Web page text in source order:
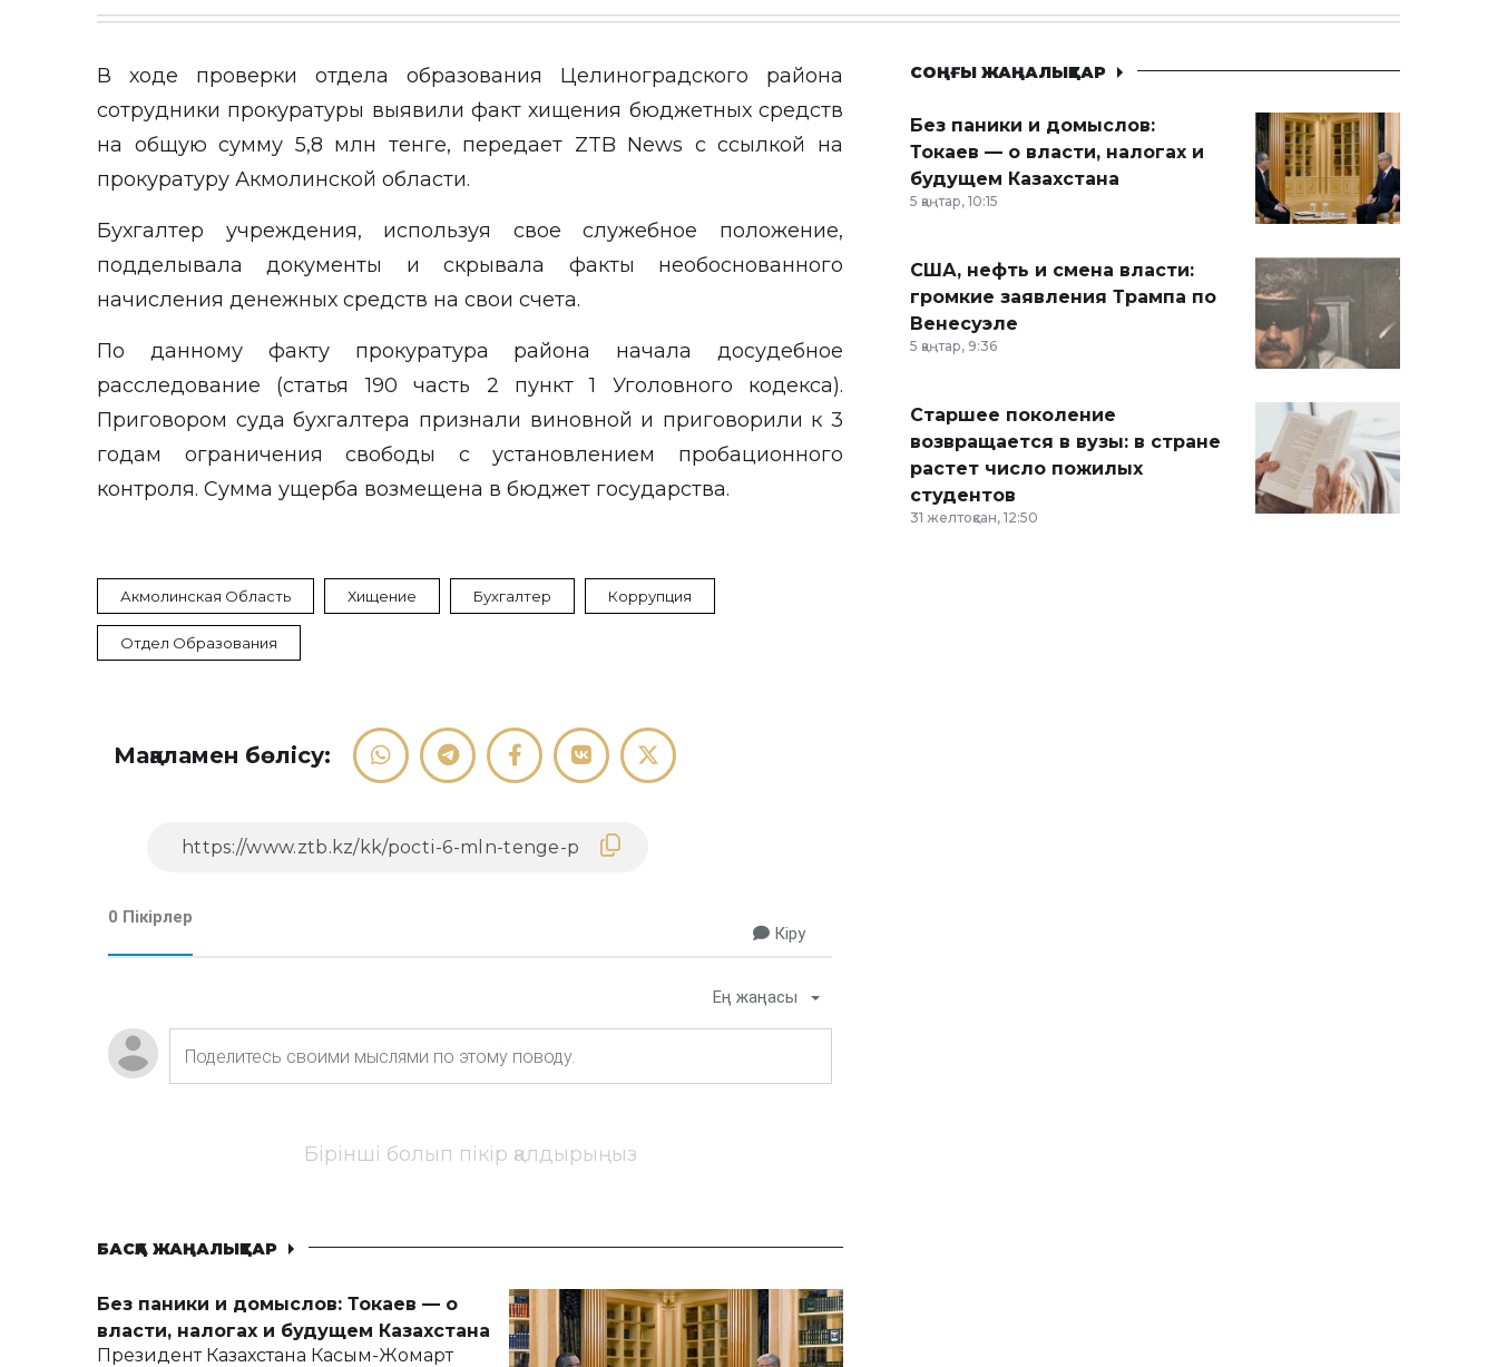
В ходе проверки отдела образования Целиноградского района
сотрудники прокуратуры выявили факт хищения бюджетных средств
на общую сумму 5,8 млн тенге, передает ZTB News с ссылкой
на
прокуратуру Акмолинской области.
Бухгалтер учреждения, используя свое служебное положение,
подделывала документы и скрывала факты необоснованного
начисления денежных средств на свои счета.
По данному факту прокуратура района начала досудебное
расследование (статья 190 часть 2 пункт 1 Уголовного кодекса).
Приговором суда бухгалтера признали виновной и приговорили к 3
годам ограничения свободы с установлением пробационного
контроля. Сумма ущерба возмещена в бюджет государства.
Акмолинская Область Хищение Бухгалтер Коррупция
Отдел Образования
Мақаламен бөлісу:
0 Пікірлер
Кіру
Ең жаңасы
Бірінші болып пікір қалдырыңыз
БАСҚА ЖАҢАЛЫҚТАР
Без паники и домыслов: Токаев — о
власти, налогах и будущем Казахстана
Президент Казахстана Касым-Жомарт
СОҢҒЫ ЖАҢАЛЫҚТАР
Без паники и домыслов:
Токаев — о власти, налогах и
будущем Казахстана
5 қаңтар, 10:15
США, нефть и смена власти:
громкие заявления Трампа по
Венесуэле
5 қаңтар, 9:36
Старшее поколение
возвращается в вузы: в стране
растет число пожилых
студентов
31 желтоқсан, 12:50